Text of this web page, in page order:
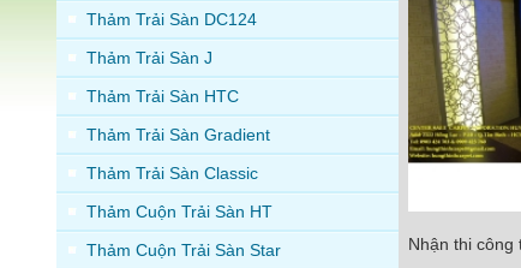
Thảm Trải Sàn DC124
Thảm Trải Sàn J
Thảm Trải Sàn HTC
Thảm Trải Sàn Gradient
Thảm Trải Sàn Classic
Thảm Cuộn Trải Sàn HT
Thảm Cuộn Trải Sàn Star
Nhận thi
Nhận thi công